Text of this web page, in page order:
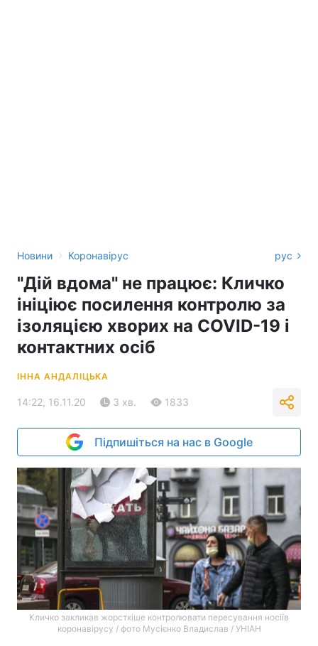
Новини › Коронавірус рус
"Дій вдома" не працює: Кличко
ініціює посилення контролю за
ізоляцією хворих на COVID-19 і
контактних осіб
ІННА АНДАЛІЦЬКА
14:22, 16.11.20 3 хв. 1833
Підпишіться на нас в Google
Кличко закликав жорсткіше контролювати пересування носіїв
коронавірусу / фото Мусієнко Владислав / УНІАН